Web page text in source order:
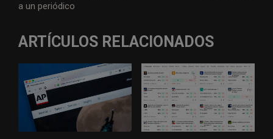
a un periódico
ARTÍCULOS RELACIONADOS